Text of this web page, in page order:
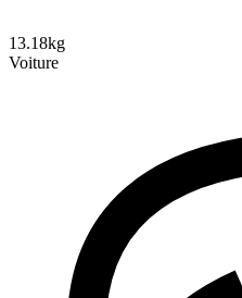
13.18kg
Voiture